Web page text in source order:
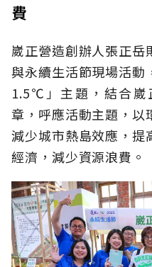
費
崴正營造創辦人張正
與永續生活節現場活動
1.5℃ 」主題，結合
章，呼應活動主題，以
減少城市熱島效應，提
經濟，減少資源浪費。